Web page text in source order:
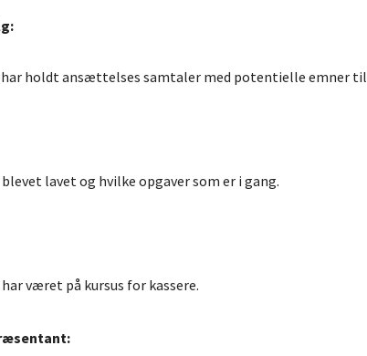
holdt ansættelses samtaler med potentielle emner til​
lavet og hvilke opgaver som er i gang.
været på kursus for kassere.